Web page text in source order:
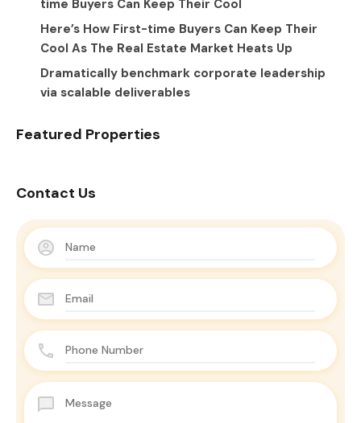
time Buyers Can Keep Their Cool
Here’s How First-time Buyers Can Keep Their
Cool As The Real Estate Market Heats Up
Dramatically benchmark corporate leadership
via scalable deliverables
Featured Properties
Contact Us